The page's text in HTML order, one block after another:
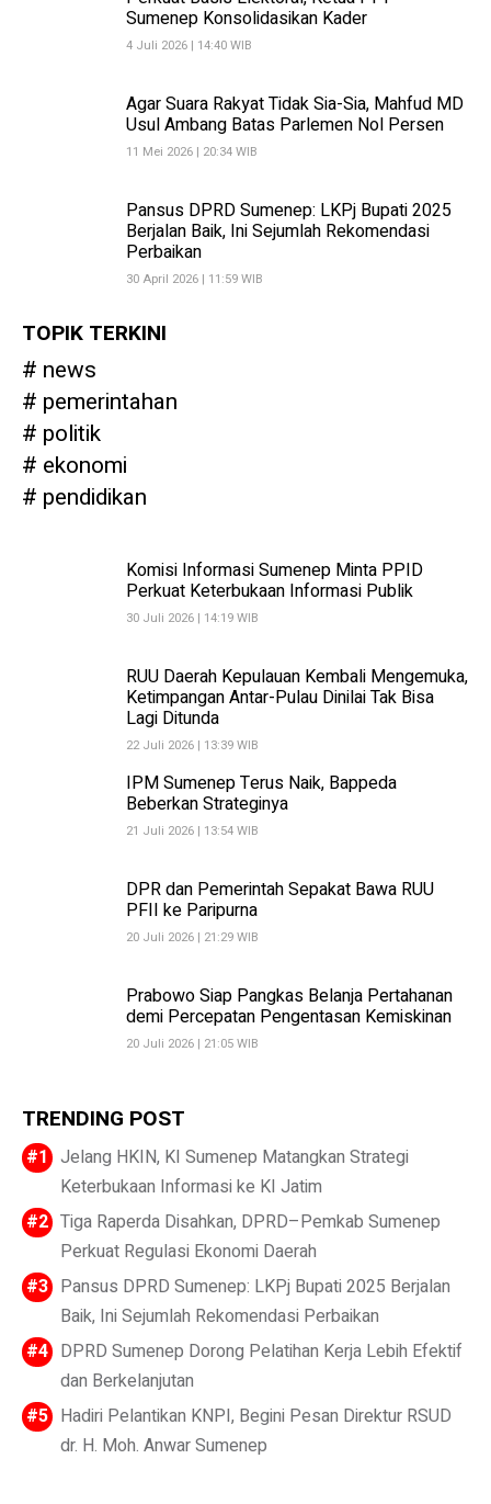
Sumenep Konsolidasikan Kader
4 Juli 2026 | 14:40 WIB
Agar Suara Rakyat Tidak Sia-Sia, Mahfud MD
Usul Ambang Batas Parlemen Nol Persen
11 Mei 2026 | 20:34 WIB
Pansus DPRD Sumenep: LKPj Bupati 2025
Berjalan Baik, Ini Sejumlah Rekomendasi
Perbaikan
30 April 2026 | 11:59 WIB
TOPIK TERKINI
news
pemerintahan
politik
ekonomi
pendidikan
Komisi Informasi Sumenep Minta PPID
Perkuat Keterbukaan Informasi Publik
30 Juli 2026 | 14:19 WIB
RUU Daerah Kepulauan Kembali Mengemuka,
Ketimpangan Antar-Pulau Dinilai Tak Bisa
Lagi Ditunda
22 Juli 2026 | 13:39 WIB
IPM Sumenep Terus Naik, Bappeda
Beberkan Strateginya
21 Juli 2026 | 13:54 WIB
DPR dan Pemerintah Sepakat Bawa RUU
PFII ke Paripurna
20 Juli 2026 | 21:29 WIB
Prabowo Siap Pangkas Belanja Pertahanan
demi Percepatan Pengentasan Kemiskinan
20 Juli 2026 | 21:05 WIB
TRENDING POST
Jelang HKIN, KI Sumenep Matangkan Strategi
Keterbukaan Informasi ke KI Jatim
Tiga Raperda Disahkan, DPRD–Pemkab Sumenep
Perkuat Regulasi Ekonomi Daerah
Pansus DPRD Sumenep: LKPj Bupati 2025 Berjalan
Baik, Ini Sejumlah Rekomendasi Perbaikan
DPRD Sumenep Dorong Pelatihan Kerja Lebih Efektif
dan Berkelanjutan
Hadiri Pelantikan KNPI, Begini Pesan Direktur RSUD
dr. H. Moh. Anwar Sumenep